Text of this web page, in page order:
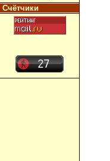
Счётчики